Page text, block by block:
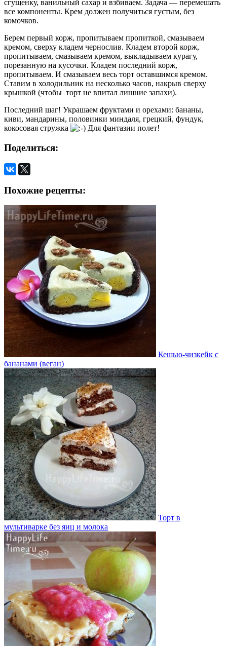
сгущенку, ванильный сахар и взбиваем. Задача — перемешать
все компоненты. Крем должен получиться густым, без
комочков.
Берем первый корж, пропитываем пропиткой, смазываем
кремом, сверху кладем чернослив. Кладем второй корж,
пропитываем, смазываем кремом, выкладываем курагу,
порезанную на кусочки. Кладем последний корж,
пропитываем. И смазываем весь торт оставшимся кремом.
Ставим в холодильник на несколько часов, накрыв сверху
крышкой (чтобы торт не впитал лишние запахи).
Последний шаг! Украшаем фруктами и орехами: бананы,
киви, мандарины, половинки миндаля, грецкий, фундук,
кокосовая стружка
Для фантазии полет!
Поделиться:
Похожие рецепты:
Кешью-чизкейк с
бананами (веган)
Торт в
мультиварке без яиц и молока